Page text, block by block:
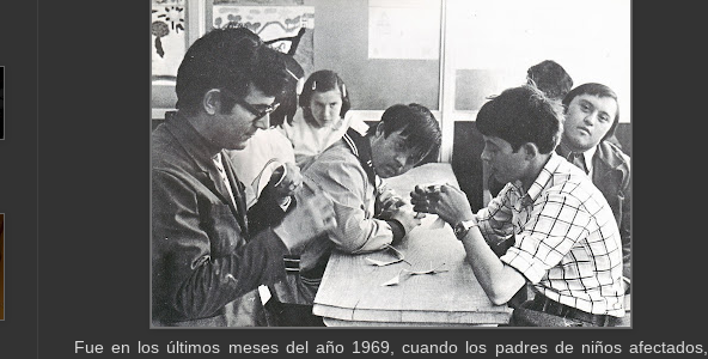
Fue en los últimos meses del año 1969, cuando los padres de niños afectados,